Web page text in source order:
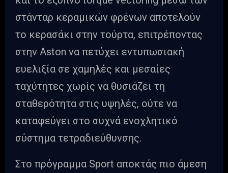
στάνταρ κεραμικών φρένων αποτελούν
το κερασάκι στην τούρτα, επιτρέποντας
στην Aston να πετύχει εντυπωσιακή
ευελιξία σε χαμηλές και μεσαίες
ταχύτητες χωρίς να θυσιάζει τη
σταθερότητα στις υψηλές, ούτε να
καταφεύγει στο συχνά ενοχλητικό
σύστημα τετραδιεύθυνσης.
Στο πρόγραμμα Sport αποκτάς πιο άμεση